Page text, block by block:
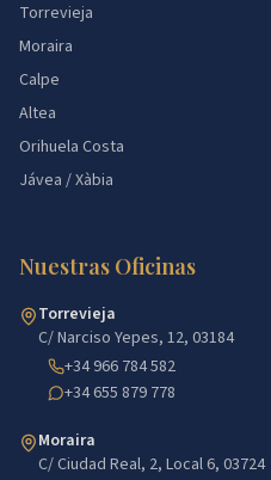
Torrevieja
Moraira
Calpe
Altea
Orihuela Costa
Jávea / Xàbia
Nuestras Oficinas
Torrevieja
C/ Narciso Yepes, 12, 03184
+34 966 784 582
+34 655 879 778
Moraira
C/ Ciudad Real, 2, Local 6, 03724